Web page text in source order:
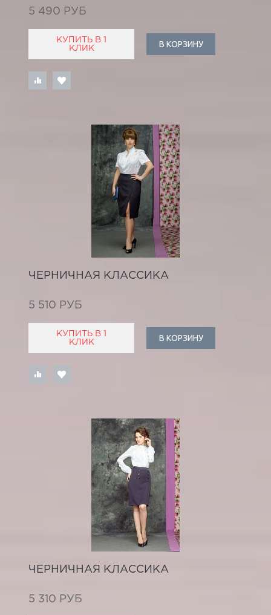
5 490 РУБ
КУПИТЬ В 1
КЛИК
В КОРЗИНУ
ЧЕРНИЧНАЯ КЛАССИКА
5 510 РУБ
КУПИТЬ В 1
КЛИК
В КОРЗИНУ
ЧЕРНИЧНАЯ КЛАССИКА
5 310 РУБ